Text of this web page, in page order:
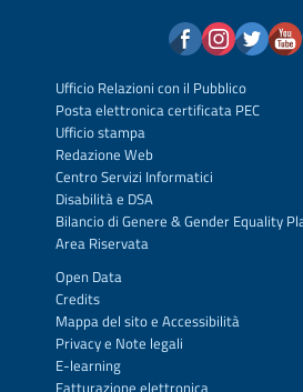
Ufficio Relazioni con il Pubblico
Posta elettronica certificata PEC
Ufficio stampa
Redazione Web
Centro Servizi Informatici
Disabilità e DSA
Bilancio di Genere & Gender Equality
Area Riservata
Open Data
Credits
Mappa del sitoe Accessibilità
Privacye Note legali
E-learning
Fatturazione elettronica